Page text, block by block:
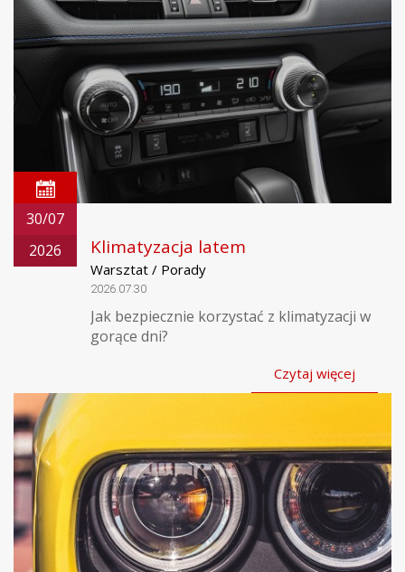
30/07
2026
Klimatyzacja latem
Warsztat / Porady
2026.07.30
Jak bezpiecznie korzystać z klimatyzacji w
gorące dni?
Czytaj więcej